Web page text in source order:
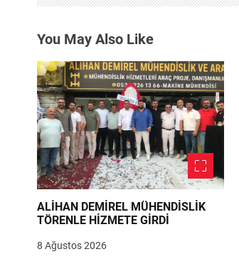
m
e
s
i
You May Also Like
ALİHAN DEMİREL MÜHENDİSLİK
TÖRENLE HİZMETE GİRDİ
8 Ağustos 2026